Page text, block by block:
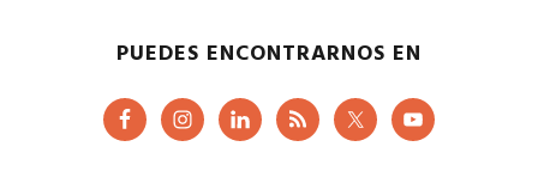
PUEDES ENCONTRARNOS EN